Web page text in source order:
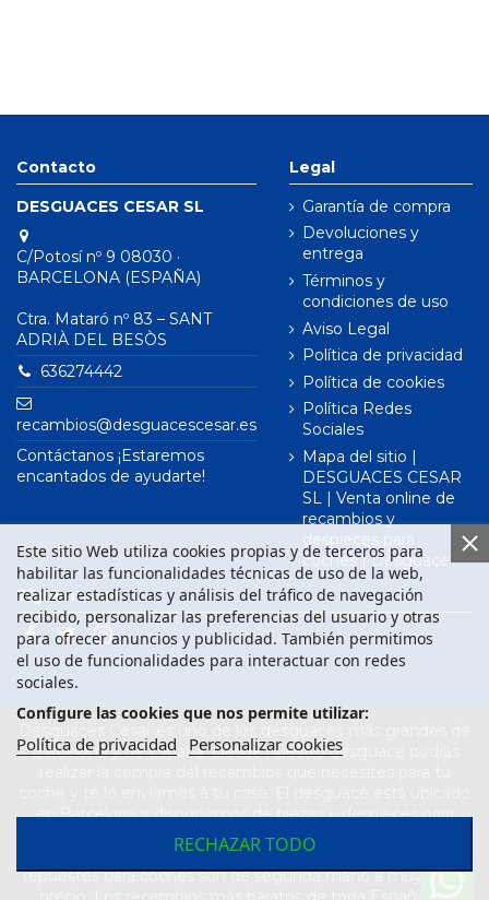
Contacto
DESGUACES CESAR SL
C/Potosí nº 9 08030 ·
BARCELONA (ESPAÑA)
Ctra. Mataró nº 83 – SANT
ADRIÀ DEL BESÒS
636274442
recambios@desguacescesar.es
Contáctanos ¡Estaremos
encantados de ayudarte!
Legal
Garantía de compra
Devoluciones y
entrega
Términos y
condiciones de uso
Aviso Legal
Política de privacidad
Política de cookies
Política Redes
Sociales
Mapa del sitio |
DESGUACES CESAR
SL | Venta online de
recambios y
despieces para
coches | Desguace
Este sitio Web utiliza cookies propias y de terceros para
habilitar las funcionalidades técnicas de uso de la web,
realizar estadísticas y análisis del tráfico de navegación
recibido, personalizar las preferencias del usuario y otras
para ofrecer anuncios y publicidad. También permitimos
el uso de funcionalidades para interactuar con redes
sociales.
Configure las cookies que nos permite utilizar:
Política de privacidad Personalizar cookies
RECHAZAR TODO
Síguenos en
Barcelona y de España. Desde nuestro desguace podrás
en Barcelona y disponemos de piezas y despieces para
todas las marcas de vehículos. Compra el recambio que
necesitas para tu coche en nuestro desguace. Los
repuestos para coches son de segunda mano a muy buen